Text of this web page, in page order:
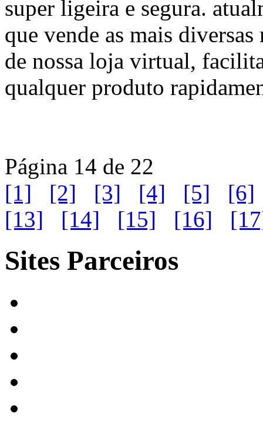
super ligeira e segura.
que vende as mais
de nossa loja virtual,
qualquer produto
Página 14 de 22
[1]
[2] [3] [4] [5]
[6]
[13]
[14] [15] [16]
Sites Parceiros